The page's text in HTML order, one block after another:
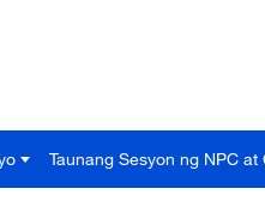
Taunang Sesyon ng NPC at